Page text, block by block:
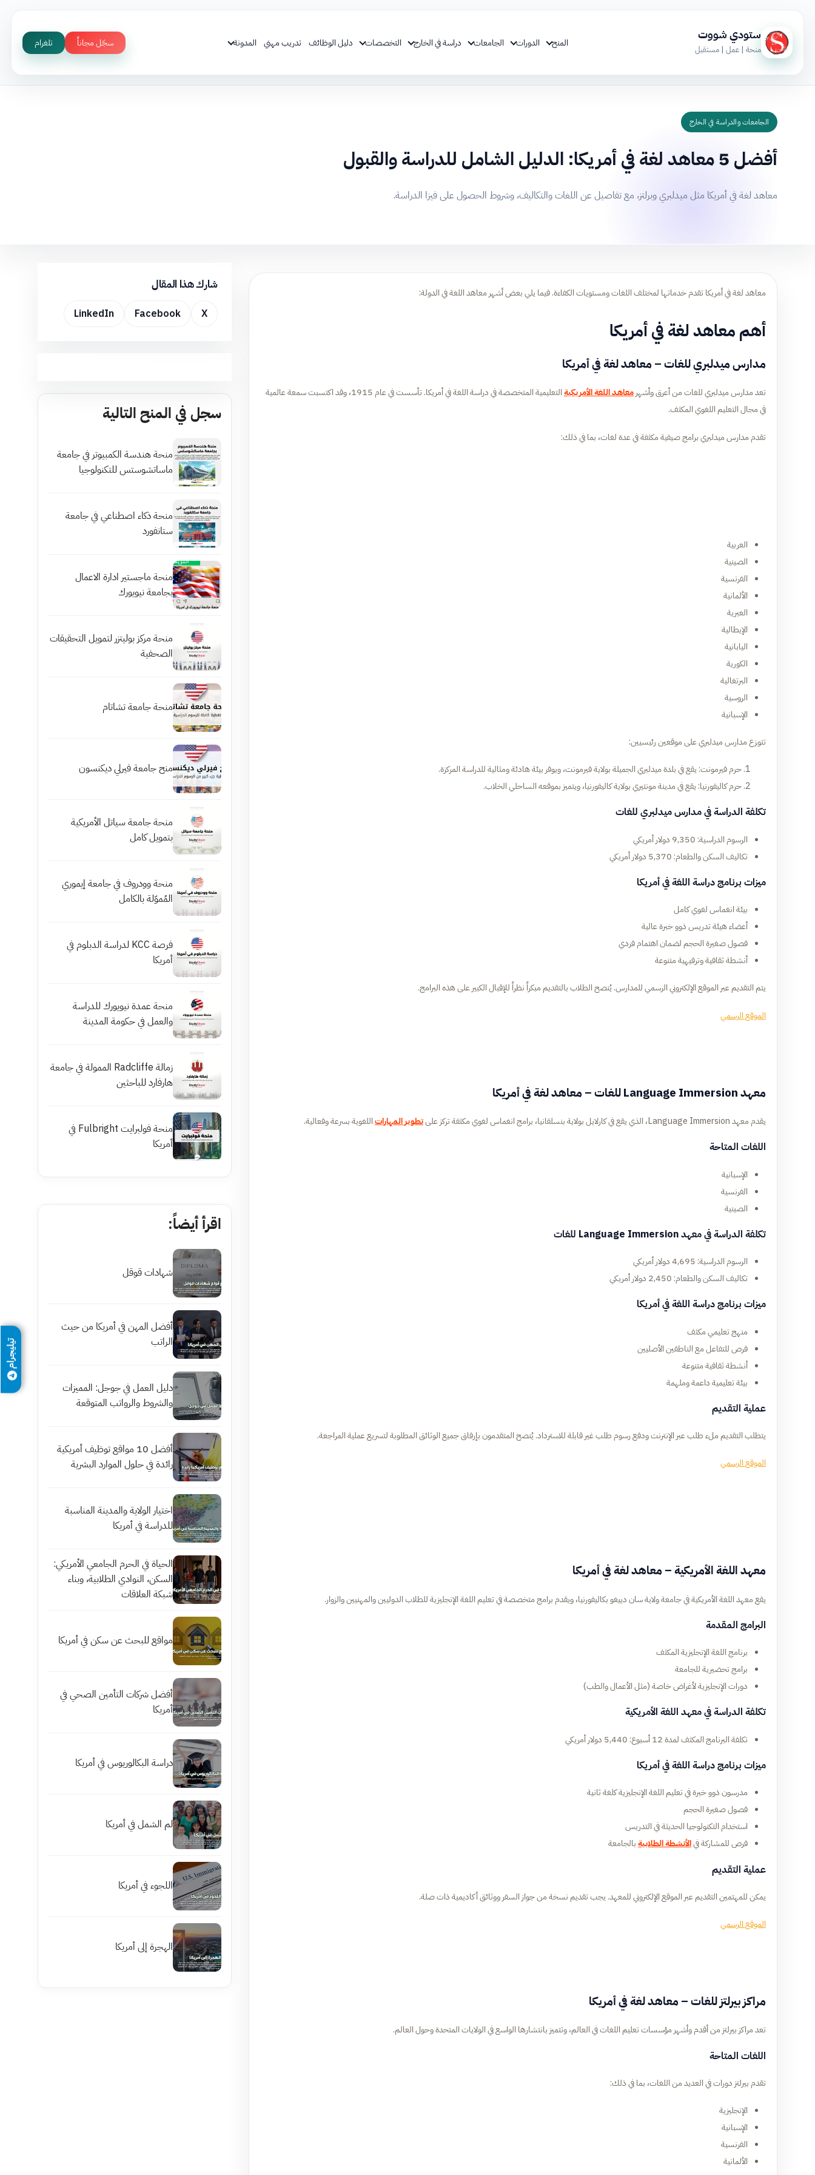
ستودي شووت
منحة | عمل | مستقبل
المنح الدورات الجامعات دراسة في الخارج التخصصات دليل الوظائف تدريب مهني المدونة سجّل مجاناً تلغرام
الجامعات والدراسة في الخارج
أفضل 5 معاهد لغة في أمريكا: الدليل الشامل للدراسة والقبول
معاهد لغة في أمريكا مثل ميدلبري وبرلتز، مع تفاصيل عن اللغات والتكاليف، وشروط الحصول على فيزا الدراسة.
معاهد لغة في أمريكا تقدم خدماتها لمختلف اللغات ومستويات الكفاءة. فيما يلي بعض أشهر معاهد اللغة في الدولة:
أهم معاهد لغة في أمريكا
مدارس ميدلبري للغات – معاهد لغة في أمريكا
تعد مدارس ميدلبري للغات من أعرق وأشهر معاهد اللغة الأمريكية
التعليمية المتخصصة في دراسة اللغة في أمريكا. تأسست في عام 1915، وقد اكتسبت سمعة عالمية
في مجال التعليم اللغوي المكثف.
تقدم مدارس ميدلبري برامج صيفية مكثفة في عدة لغات، بما في ذلك:
العربية
الصينية
الفرنسية
الألمانية
العبرية
الإيطالية
اليابانية
الكورية
البرتغالية
الروسية
الإسبانية
تتوزع مدارس ميدلبري على موقعين رئيسيين:
حرم فيرمونت: يقع في بلدة ميدلبري الجميلة بولاية فيرمونت، ويوفر بيئة هادئة ومثالية للدراسة المركزة.
حرم كاليفورنيا: يقع في مدينة مونتيري بولاية كاليفورنيا، ويتميز بموقعه الساحلي الخلاب.
تكلفة الدراسة في مدارس ميدلبري للغات
الرسوم الدراسية: 9,350 دولار أمريكي
تكاليف السكن والطعام: 5,370 دولار أمريكي
ميزات برنامج دراسة اللغة في أمريكا
بيئة انغماس لغوي كامل
أعضاء هيئة تدريس ذوو خبرة عالية
فصول صغيرة الحجم لضمان اهتمام فردي
أنشطة ثقافية وترفيهية متنوعة
يتم التقديم عبر الموقع الإلكتروني الرسمي للمدارس. يُنصح الطلاب بالتقديم مبكراً نظراً للإقبال الكبير على هذه البرامج.
الموقع الرسمي
معهد Language Immersion للغات – معاهد لغة في أمريكا
يقدم معهد Language Immersion، الذي يقع في كارلايل بولاية بنسلفانيا، برامج انغماس لغوي مكثفة تركز على تطوير المهاراتاللغوية بسرعة وفعالية.
اللغات المتاحة
الإسبانية
الفرنسية
الصينية
تكلفة الدراسة في معهد Language Immersion للغات
الرسوم الدراسية: 4,695 دولار أمريكي
تكاليف السكن والطعام: 2,450 دولار أمريكي
ميزات برنامج دراسة اللغة في أمريكا
منهج تعليمي مكثف
فرص للتفاعل مع الناطقين الأصليين
أنشطة ثقافية متنوعة
بيئة تعليمية داعمة وملهمة
عملية التقديم
يتطلب التقديم ملء طلب عبر الإنترنت ودفع رسوم طلب غير قابلة للاسترداد. يُنصح المتقدمون بإرفاق جميع الوثائق المطلوبة لتسريع عملية المراجعة.
الموقع الرسمي
معهد اللغة الأمريكية – معاهد لغة في أمريكا
يقع معهد اللغة الأمريكية في جامعة ولاية سان دييغو بكاليفورنيا، ويقدم برامج متخصصة في تعليم اللغة الإنجليزية للطلاب الدوليين والمهنيين والزوار.
البرامج المقدمة
برنامج اللغة الإنجليزية المكثف
برامج تحضيرية للجامعة
دورات الإنجليزية لأغراض خاصة (مثل الأعمال والطب)
تكلفة الدراسة في معهد اللغة الأمريكية
تكلفة البرنامج المكثف لمدة 12 أسبوع: 5,440 دولار أمريكي
ميزات برنامج دراسة اللغة في أمريكا
مدرسون ذوو خبرة في تعليم اللغة الإنجليزية كلغة ثانية
فصول صغيرة الحجم
استخدام التكنولوجيا الحديثة في التدريس
فرص للمشاركة فيالأنشطة الطلابيةبالجامعة
عملية التقديم
يمكن للمهتمين التقديم عبر الموقع الإلكتروني للمعهد. يجب تقديم نسخة من جواز السفر ووثائق أكاديمية ذات صلة.
الموقع الرسمي
مراكز بيرلتز للغات – معاهد لغة في أمريكا
تعد مراكز بيرلتز من أقدم وأشهر مؤسسات تعليم اللغات في العالم، وتتميز بانتشارها الواسع في الولايات المتحدة وحول العالم.
اللغات المتاحة
تقدم بيرلتز دورات في العديد من اللغات، بما في ذلك:
الإنجليزية
الإسبانية
الفرنسية
الألمانية
شارك هذا المقال
X
Facebook
LinkedIn
سجل في المنح التالية
منحة هندسة الكمبيوتر في جامعة
ماساتشوستس للتكنولوجيا
منحة ذكاء اصطناعي في جامعة
ستانفورد
منحة ماجستير ادارة الاعمال
بجامعة نيويورك
منحة مركز بوليتزر لتمويل التحقيقات
الصحفية
منحة جامعة تشاتام
منح جامعة فيرلي ديكنسون
منحة جامعة سياتل الأمريكية
بتمويل كامل
منحة وودروف في جامعة إيموري
المُموّلة بالكامل
فرصة KCC لدراسة الدبلوم في
أمريكا
منحة عمدة نيويورك للدراسة
والعمل في حكومة المدينة
زمالة Radcliffe الممولة في جامعة
هارفارد للباحثين
منحة فولبرايت Fulbright في
أمريكا
اقرأ أيضاً:
شهادات قوقل
أفضل المهن في أمريكا من حيث
الراتب
دليل العمل في جوجل: المميزات
والشروط والرواتب المتوقعة
أفضل 10 مواقع توظيف أمريكية
رائدة في حلول الموارد البشرية
اختيار الولاية والمدينة المناسبة
للدراسة في أمريكا
الحياة في الحرم الجامعي الأمريكي:
السكن، النوادي الطلابية، وبناء
شبكة العلاقات
مواقع للبحث عن سكن في أمريكا
أفضل شركات التأمين الصحي في
أمريكا
دراسة البكالوريوس في أمريكا
لم الشمل في أمريكا
اللجوء في أمريكا
الهجرة إلى أمريكا
تيليجرام